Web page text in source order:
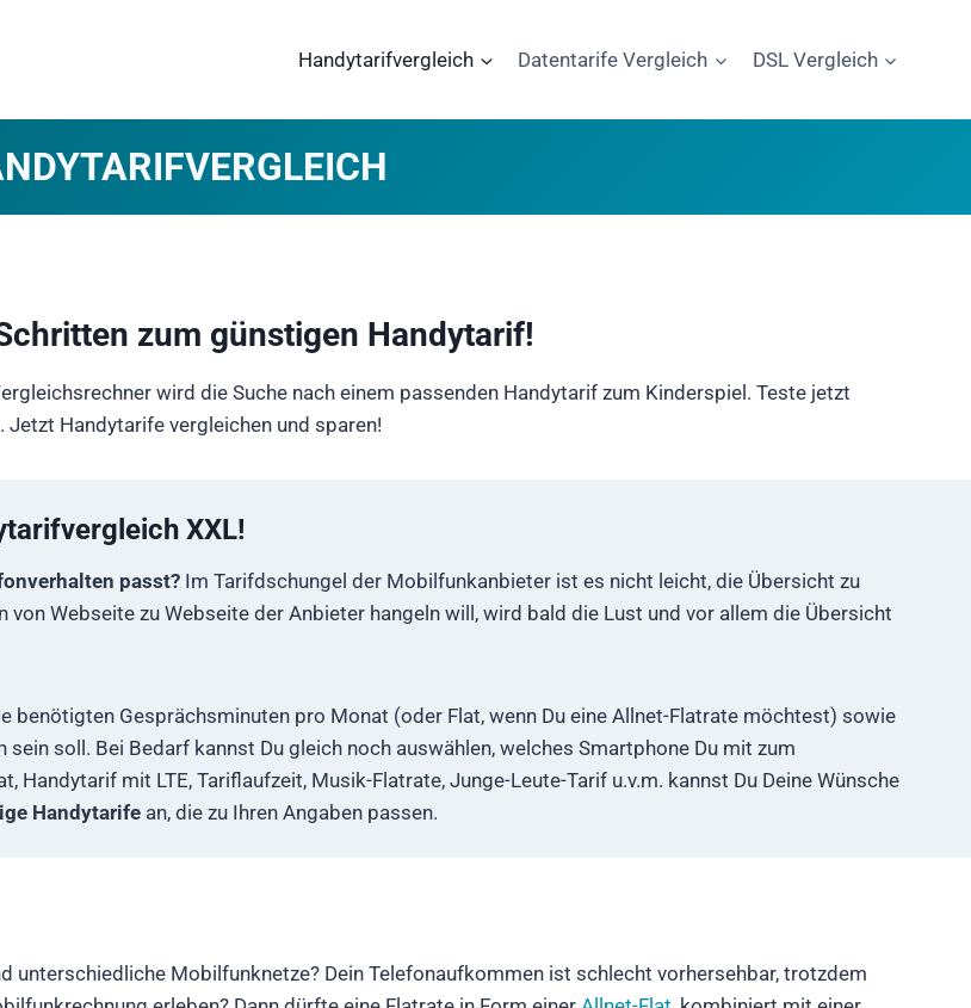
Handytarifvergleich Datentarife Vergleich DSL Vergleich
zum günstigen Handytarif!
wird die Suche nach einem passenden Handytarif zum Kinderspiel. Teste jetzt
. Jetzt Handytarife vergleichen und sparen!
XXL!
passt? Im Tarifdschungel der Mobilfunkanbieter ist es nicht leicht, die Übersicht zu
Webseite zu Webseite der Anbieter hangeln will, wird bald die Lust und vor allem die Übersicht
benötigten Gesprächsminuten pro Monat (oder Flat, wenn Du eine Allnet-Flatrate möchtest) sowie
soll. Bei Bedarf kannst Du gleich noch auswählen, welches Smartphone Du mit zum
mit LTE, Tariflaufzeit, Musik-Flatrate, Junge-Leute-Tarif u.v.m. kannst Du Deine Wünsche
Handytarife an, die zu Ihren Angaben passen.
unterschiedliche Mobilfunknetze? Dein Telefonaufkommen ist schlecht vorhersehbar, trotzdem